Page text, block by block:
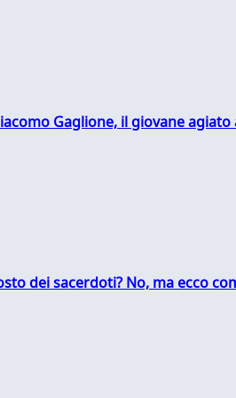
Gaglione, il giovane
dei sacerdoti? No, ma ecco